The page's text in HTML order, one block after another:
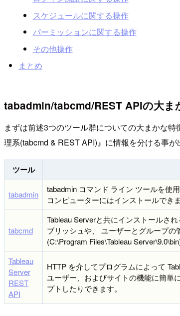
スケジュールに関する操作
パーミッションに関する操作
その他操作
まとめ
tabadmin/tabcmd/REST APIの大ま
まずは前述3つのツール群についての大まかな
理系(tabcmd & REST API)』に情報を分ける事が
ツール
tabadmin
tabadmin コマンド ライン ツールを使
コンピューターにはインストールできま
tabcmd
Tableau Serverと共にインストールさ
ブリッシュや、 ユーザーとグループ
(C:\Program Files\Tableau
Tableau
Server
REST
API
HTTP を介してプログラムによって
ユーザー、およびサイトの機能に簡単
プトしたりできます。